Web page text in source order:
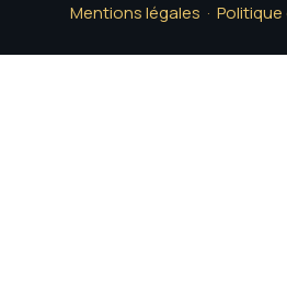
Mentions légales ·